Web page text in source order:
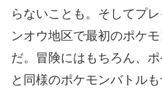
らないことも。そしてプ
ンオウ地区で最初のポケ
だ。冒険にはもちろん、
と同様のポケモンバトルも